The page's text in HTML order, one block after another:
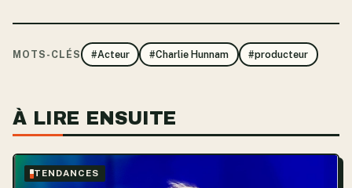
MOTS-CLÉS #Acteur #Charlie Hunnam #producteur
À LIRE ENSUITE
TENDANCES